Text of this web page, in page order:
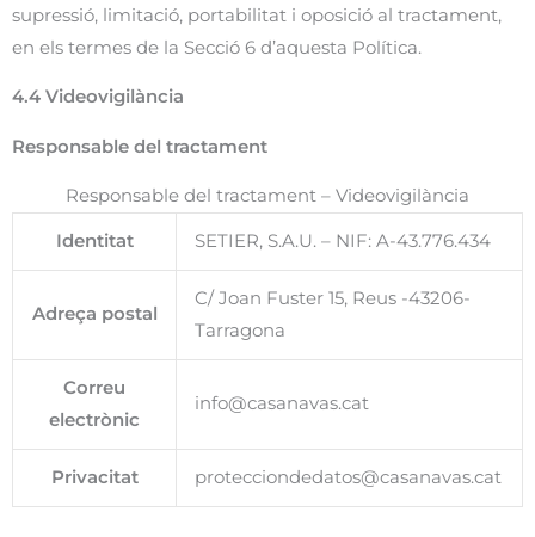
supressió, limitació, portabilitat i oposició al tractament,
en els termes de la Secció 6 d’aquesta Política.
4.4 Videovigilància
Responsable del tractament
Responsable del tractament – Videovigilància
Identitat SETIER, S.A.U. – NIF: A-43.776.434
Adreça postal
C/ Joan Fuster 15, Reus -43206-
Tarragona
Correu
electrònic
info@casanavas.cat
Privacitat protecciondedatos@casanavas.cat